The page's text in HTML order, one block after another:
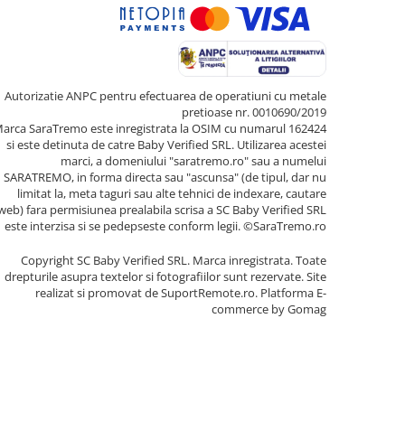
Autorizatie ANPC pentru efectuarea de operatiuni cu metale
pretioase nr. 0010690/2019
SaraTremo este inregistrata la OSIM cu numarul 162424
si este detinuta de catre Baby Verified SRL. Utilizarea acestei
marci, a domeniului "saratremo.ro" sau a numelui
SARATREMO, in forma directa sau "ascunsa" (de tipul, dar nu
limitat la, meta taguri sau alte tehnici de indexare, cautare
fara permisiunea prealabila scrisa a SC Baby Verified SRL
este interzisa si se pedepseste conform legii. ©SaraTremo.ro
Copyright SC Baby Verified SRL. Marca inregistrata. Toate
drepturile asupra textelor si fotografiilor sunt rezervate. Site
realizat si promovat de SuportRemote.ro. Platforma E-
commerce by Gomag